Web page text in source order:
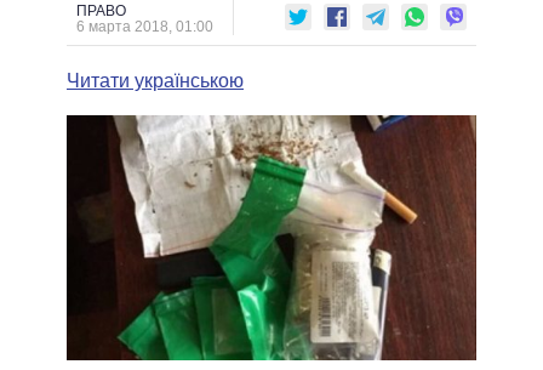
ГЛАВЫ ОБЛАДМИНИСТРАЦИЙ
МЭРЫ
ВСЕ ПЕРСОНЫ
СРАВНЕНИЕ ПОЛИТИКОВ
ПРАВО
6 марта 2018, 01:00
Читати українською